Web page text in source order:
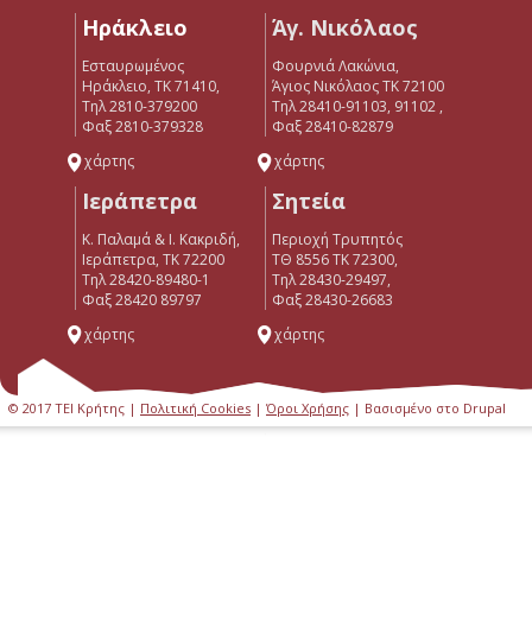
Ηράκλειο
Εσταυρωμένος
Ηράκλειο, ΤΚ 71410,
Τηλ 2810-379200
Φαξ 2810-379328
χάρτης
Άγ. Νικόλαος
Φουρνιά Λακώνια,
Άγιος Νικόλαος ΤΚ 72100
Τηλ 28410-91103, 91102 ,
Φαξ 28410-82879
χάρτης
Ιεράπετρα
Κ. Παλαμά & Ι. Κακριδή,
Ιεράπετρα, ΤΚ 72200
Tηλ 28420-89480-1
Φαξ 28420 89797
χάρτης
Σητεία
Περιοχή Τρυπητός
ΤΘ 8556 ΤΚ 72300,
Τηλ 28430-29497,
Φαξ 28430-26683
χάρτης
© 2017 ΤΕΙ Κρήτης | Πολιτική Cookies | Όροι Χρήσης | Βασισμένο στο Drupal